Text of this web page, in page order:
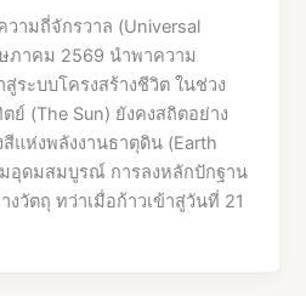
ามถี่จักรวาล (Universal
ภาคม 2569 นำพาความ
ระบบโครงสร้างชีวิต ในช่วง
ย์ (The Sun) ยังคงสถิตอย่าง
แห่งพลังงานธาตุดิน (Earth
อุดมสมบูรณ์ การลงหลักปักฐาน
วัตถุ ทว่าเมื่อก้าวเข้าสู่วันที่ 21